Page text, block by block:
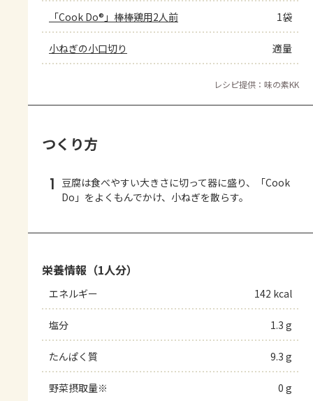
「Cook Do®」棒棒鶏用2人前 1袋
小ねぎの小口切り 適量
レシピ提供：味の素KK
つくり方
1 豆腐は食べやすい大きさに切って器に盛り、「Cook
Do」をよくもんでかけ、小ねぎを散らす。
栄養情報（1人分）
エネルギー 142 kcal
塩分 1.3 g
たんぱく質 9.3 g
野菜摂取量※ 0 g